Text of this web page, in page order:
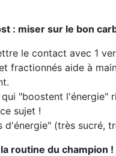
: miser sur le bon
le contact avec 1
fractionnés aide à
"boostent
sujet !
d'énergie" (très sucré,
routine du champion !